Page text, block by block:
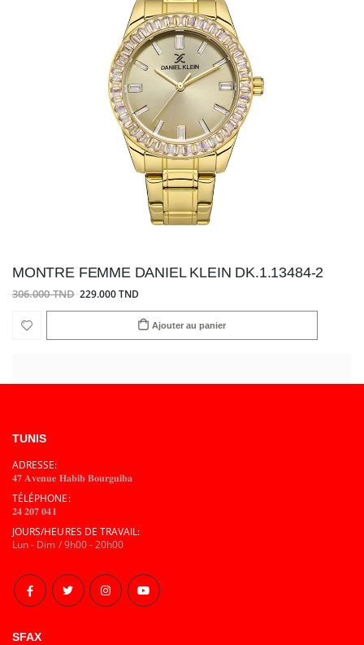
MONTRE FEMME DANIEL KLEIN DK.1.13484-2
306.000 TND 229.000 TND
Ajouter au panier
TUNIS
ADRESSE:
𝟒𝟕 𝐀𝐯𝐞𝐧𝐮𝐞 𝐇𝐚𝐛𝐢𝐛 𝐁𝐨𝐮𝐫𝐠𝐮𝐢𝐛𝐚
TÉLÉPHONE:
𝟐𝟒 𝟐𝟎𝟕 𝟎𝟒𝟏
JOURS/HEURES DE TRAVAIL:
Lun - Dim / 9h00 - 20h00
SFAX